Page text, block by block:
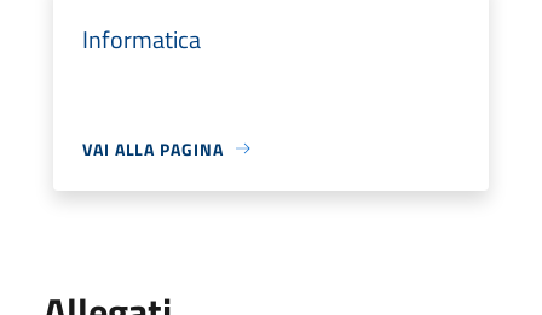
Informatica
VAI ALLA PAGINA